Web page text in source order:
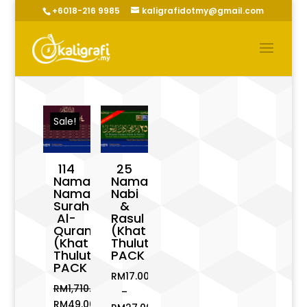
+6018-216 9985 kaligrafidotmy@gmail.com
Sale!
114
Nama-
Nama
Surah
Al-
Quran
(Khat
Thuluth)
PACK
RM1,710.00
Original
25
Nama
Nabi
&
Rasul
(Khat
Thuluth)
PACK
RM17.00
–